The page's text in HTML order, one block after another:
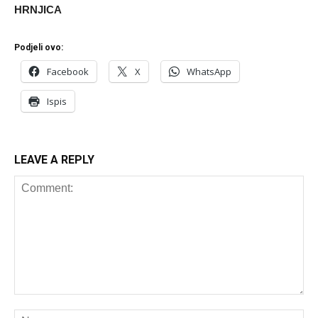
HRNJICA
Podjeli ovo:
Facebook X WhatsApp
Ispis
LEAVE A REPLY